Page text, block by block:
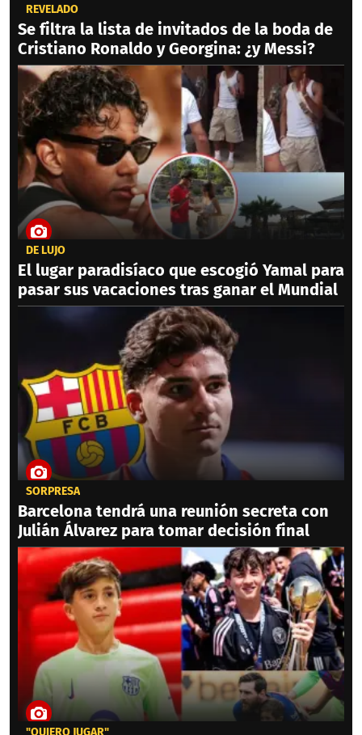
REVELADO
Se filtra la lista de invitados de la boda de
Cristiano Ronaldo y Georgina: ¿y Messi?
DE LUJO
El lugar paradisíaco que escogió Yamal para
pasar sus vacaciones tras ganar el Mundial
SORPRESA
Barcelona tendrá una reunión secreta con
Julián Álvarez para tomar decisión final